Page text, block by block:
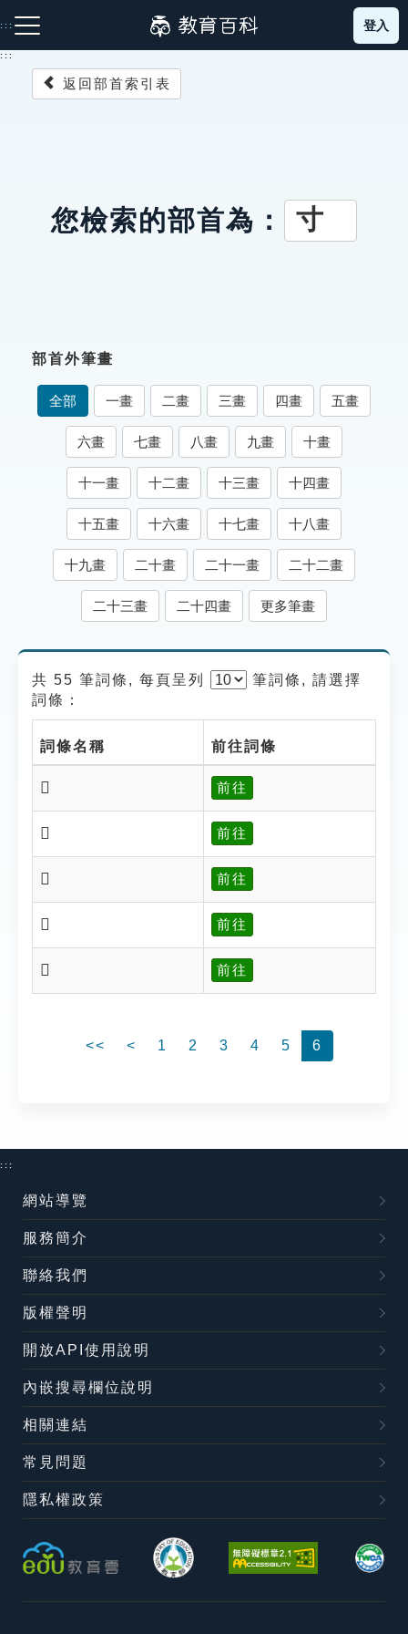
到
主
:::
索引選單
知識索引
單字索引
生命大百科索引
遊戲專區
教學應用
貓頭鷹博士
登入
:::
返回部首索引表
您檢索的部首為： 寸
部首外筆畫
全部 一畫 二畫 三畫 四畫 五畫
六畫 七畫 八畫 九畫 十畫
十一畫 十二畫 十三畫 十四畫
十五畫 十六畫 十七畫 十八畫
十九畫 二十畫 二十一畫 二十二畫
二十三畫 二十四畫 更多筆畫
共 55 筆詞條, 每頁呈列 筆詞條, 請選擇
詞條：
詞條名稱 前往詞條
𡭫 前往
𡭒 前往
𡭓 前往
𣌏 前往
𣌏 前往
<< < 1 2 3 4 5 6
:::
網站導覽
服務簡介
聯絡我們
版權聲明
開放API使用說明
內嵌搜尋欄位說明
相關連結
常見問題
隱私權政策